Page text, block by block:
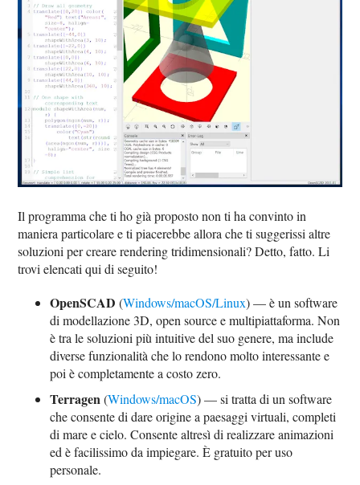
Il programma che ti ho già proposto non ti ha convinto in
maniera particolare e ti piacerebbe allora che ti suggerissi altre
soluzioni per creare rendering tridimensionali? Detto, fatto. Li
trovi elencati qui di seguito!
OpenSCAD (Windows/macOS/Linux) — è un software
di modellazione 3D, open source e multipiattaforma. Non
è tra le soluzioni più intuitive del suo genere, ma include
diverse funzionalità che lo rendono molto interessante e
poi è completamente a costo zero.
Terragen(Windows/macOS) — si tratta di un software
che consente di dare origine a paesaggi virtuali, completi
di mare e cielo. Consente altresì di realizzare animazioni
ed è facilissimo da impiegare. È gratuito per uso
personale.